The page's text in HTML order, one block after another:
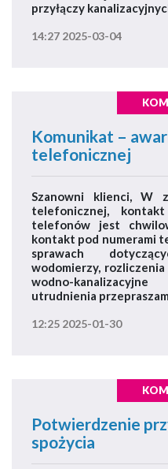
przyłączy
14:27 2025-03-04
Komunikat –
telefonicznej
Szanowni klienci, W
telefonicznej,
telefonów jest
kontakt pod numerami
sprawach
wodomierzy,
wodno-
utrudnienia
12:25 2025-01-30
Potwierdzenie
spożycia